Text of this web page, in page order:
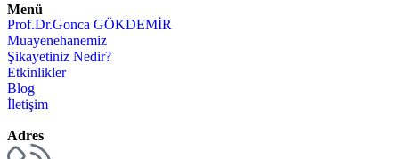
Menü
Prof.Dr.Gonca GÖKDEMİR
Muayenehanemiz
Şikayetiniz Nedir?
Etkinlikler
Blog
İletişim
Adres